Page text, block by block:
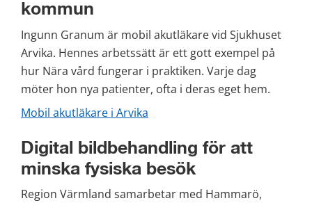
kommun
Ingunn Granum är mobil akutläkare vid Sjukhuset
Arvika. Hennes arbetssätt är ett gott exempel på
hur Nära vård fungerar i praktiken. Varje dag
möter hon nya patienter, ofta i deras eget hem.
Mobil akutläkare i Arvika
Digital bildbehandling för att
minska fysiska besök
Region Värmland samarbetar med Hammarö,